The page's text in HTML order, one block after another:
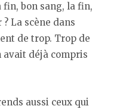
bon sang, la fin,
La scène dans
de trop. Trop de
avait déjà compris
aussi ceux qui